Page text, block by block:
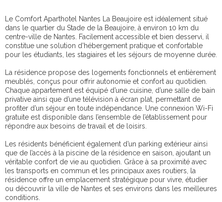
Le Comfort Aparthotel Nantes La Beaujoire est idéalement situé
dans le quartier du Stade de la Beaujoire, à environ 10 km du
centre-ville de Nantes. Facilement accessible et bien desservi, il
constitue une solution d’hébergement pratique et confortable
pour les étudiants, les stagiaires et les séjours de moyenne durée.
La résidence propose des logements fonctionnels et entièrement
meublés, conçus pour offrir autonomie et confort au quotidien.
Chaque appartement est équipé d’une cuisine, d’une salle de bain
privative ainsi que d’une télévision à écran plat, permettant de
profiter d’un séjour en toute indépendance. Une connexion Wi-Fi
gratuite est disponible dans l’ensemble de l’établissement pour
répondre aux besoins de travail et de loisirs.
Les résidents bénéficient également d’un parking extérieur ainsi
que de l’accès à la piscine de la résidence en saison, ajoutant un
véritable confort de vie au quotidien. Grâce à sa proximité avec
les transports en commun et les principaux axes routiers, la
résidence offre un emplacement stratégique pour vivre, étudier
ou découvrir la ville de Nantes et ses environs dans les meilleures
conditions.